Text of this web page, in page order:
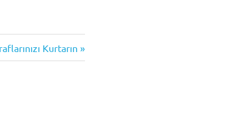
Kurtarın